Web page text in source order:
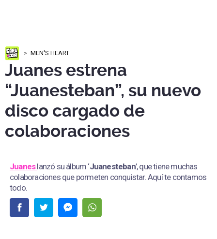
MEN'S HEART
Juanes estrena
“Juanesteban”, su nuevo
disco cargado de
colaboraciones
Juaneslanzó su álbum ‘Juanesteban’, que tiene muchas
colaboraciones que pormeten conquistar. Aquí te contamos
todo.